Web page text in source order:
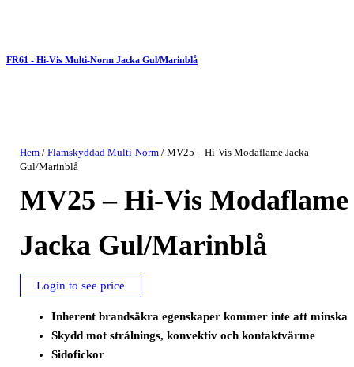
FR61 - Hi-Vis Multi-Norm Jacka Gul/Marinblå
Hem /Flamskyddad Multi-Norm / MV25 – Hi-Vis Modaflame Jacka
Gul/Marinblå
MV25 – Hi-Vis Modaflame
Jacka Gul/Marinblå
Login to see price
Inherent brandsäkra egenskaper kommer inte att minska
Skydd mot strålnings, konvektiv och kontaktvärme
Sidofickor